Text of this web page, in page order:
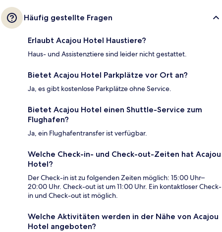
Häufig gestellte Fragen
Erlaubt Acajou Hotel Haustiere?
Haus- und Assistenztiere sind leider nicht gestattet.
Bietet Acajou Hotel Parkplätze vor Ort an?
Ja, es gibt kostenlose Parkplätze ohne Service.
Bietet Acajou Hotel einen Shuttle-Service zum
Flughafen?
Ja, ein Flughafentransfer ist verfügbar.
Welche Check-in- und Check-out-Zeiten hat Acajou
Hotel?
Der Check-in ist zu folgenden Zeiten möglich: 15:00 Uhr–
20:00 Uhr. Check-out ist um 11:00 Uhr. Ein kontaktloser Check-
in und Check-out ist möglich.
Welche Aktivitäten werden in der Nähe von Acajou
Hotel angeboten?